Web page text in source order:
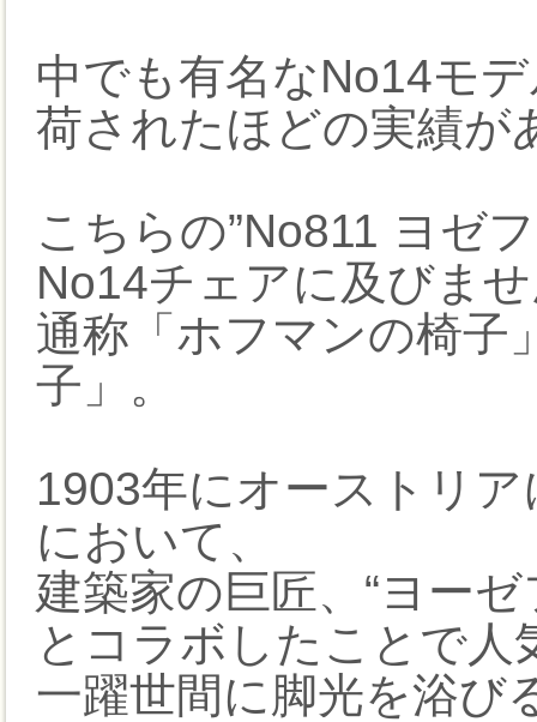
中でも有名なNo14モ
荷されたほどの実績が
こちらの”No811 ヨゼ
No14チェアに及びま
通称「ホフマンの椅子
子」。
1903年にオーストリ
において、
建築家の巨匠、“ヨー
とコラボしたことで人
一躍世間に脚光を浴び